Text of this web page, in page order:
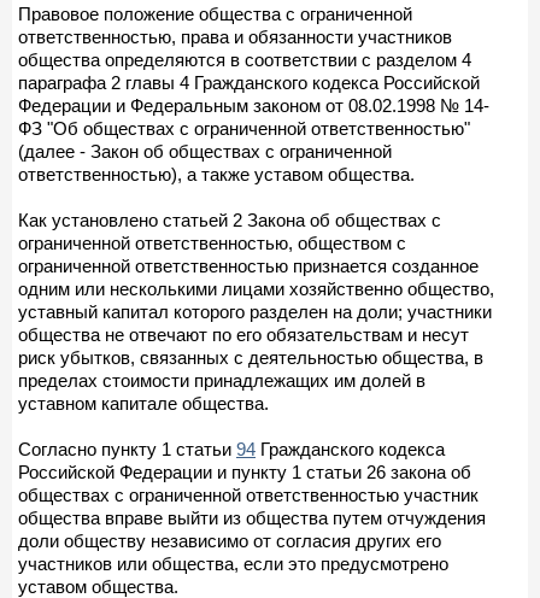
Правовое положение общества с ограниченной
ответственностью, права и обязанности участников
общества определяются в соответствии с разделом 4
параграфа 2 главы 4 Гражданского кодекса Российской
Федерации и Федеральным законом от 08.02.1998 № 14-
ФЗ "Об обществах с ограниченной ответственностью"
(далее - Закон об обществах с ограниченной
ответственностью), а также уставом общества.
Как установлено статьей 2 Закона об обществах с
ограниченной ответственностью, обществом с
ограниченной ответственностью признается созданное
одним или несколькими лицами хозяйственно общество,
уставный капитал которого разделен на доли; участники
общества не отвечают по его обязательствам и несут
риск убытков, связанных с деятельностью общества, в
пределах стоимости принадлежащих им долей в
уставном капитале общества.
Согласно пункту 1 статьи 94 Гражданского кодекса
Российской Федерации и пункту 1 статьи 26 закона об
обществах с ограниченной ответственностью участник
общества вправе выйти из общества путем отчуждения
доли обществу независимо от согласия других его
участников или общества, если это предусмотрено
уставом общества.